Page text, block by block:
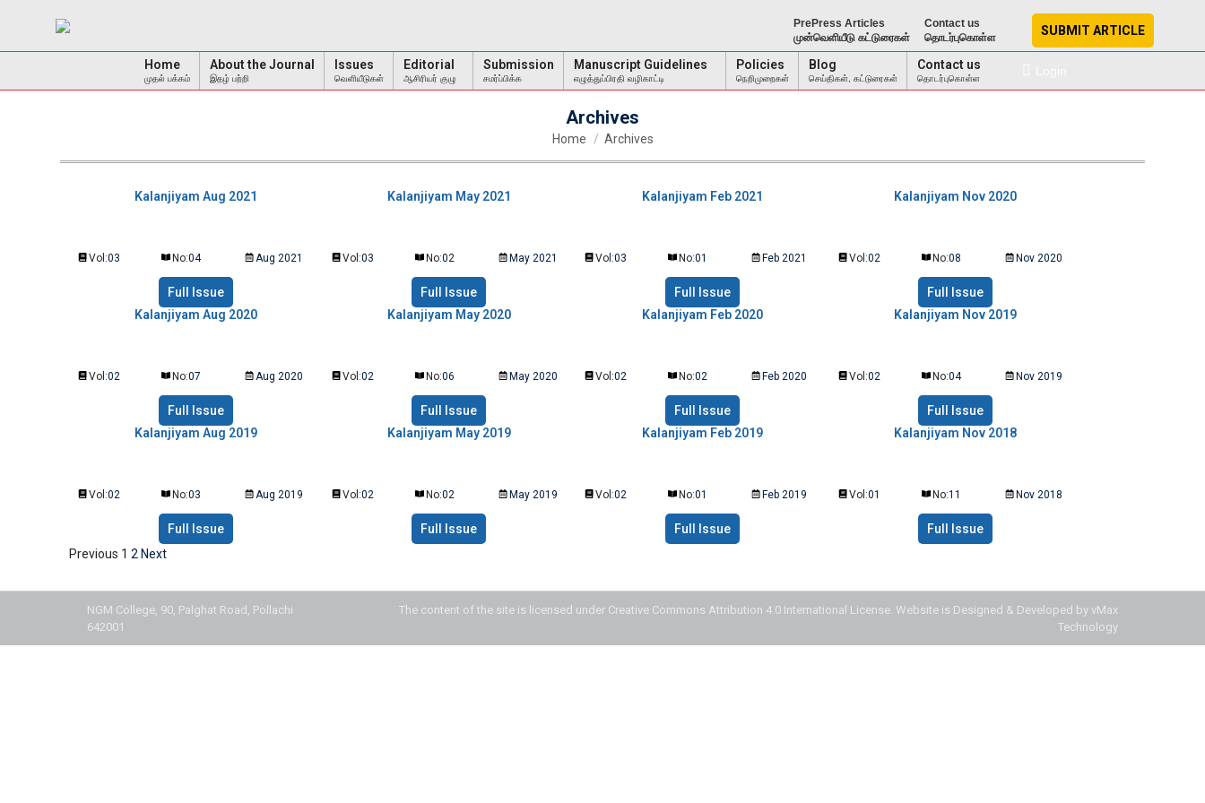
PrePress Articles
முன்வெளியீடு கட்டுரைகள்
Contact us
தொடர்புகொள்ள
SUBMIT ARTICLE
Home
முதல் பக்கம்
About the Journal
இதழ் பற்றி
Issues
வெளியீடுகள்
Editorial
ஆசிரியர் குழு
Submission
சமர்ப்பிக்க
Manuscript Guidelines
எழுத்துப்பிரதி வழிகாட்டி
Policies
நெறிமுறைகள்
Blog
செய்திகள், கட்டுரைகள்
Contact us
தொடர்புகொள்ள
Archives
You are here:
Home Archives
Kalanjiyam Aug 2021
Vol:03 No:04 Aug 2021
Full Issue
Kalanjiyam May 2021
Vol:03 No:02 May 2021
Full Issue
Kalanjiyam Feb 2021
Vol:03 No:01 Feb 2021
Full Issue
Kalanjiyam Nov 2020
Vol:02 No:08 Nov 2020
Full Issue
Kalanjiyam Aug 2020
Vol:02 No:07 Aug 2020
Full Issue
Kalanjiyam May 2020
Vol:02 No:06 May 2020
Full Issue
Kalanjiyam Feb 2020
Vol:02 No:02 Feb 2020
Full Issue
Kalanjiyam Nov 2019
Vol:02 No:04 Nov 2019
Full Issue
Kalanjiyam Aug 2019
Vol:02 No:03 Aug 2019
Full Issue
Kalanjiyam May 2019
Vol:02 No:02 May 2019
Full Issue
Kalanjiyam Feb 2019
Vol:02 No:01 Feb 2019
Full Issue
Kalanjiyam Nov 2018
Vol:01 No:11 Nov 2018
Full Issue
Previous 1 2 Next
NGM College, 90, Palghat Road, Pollachi
642001
The content of the site is licensed under Creative Commons Attribution 4.0 International License. Website is Designed & Developed by vMax
Technology